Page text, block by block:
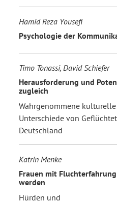
Hamid Reza Yousefi
Psychologie der
Timo Tonassi, David Schiefer
Herausforderung und
zugleich
Wahrgenommene kulturelle
Unterschiede von
Deutschland
Katrin Menke
Frauen mit
werden
Hürden und